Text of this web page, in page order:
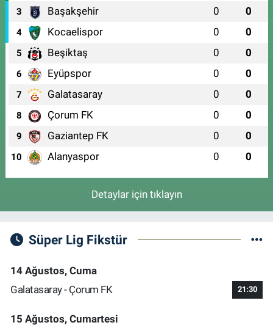
3 Başakşehir 0 0
4 Kocaelispor 0 0
5 Beşiktaş 0 0
6 Eyüpspor 0 0
7 Galatasaray 0 0
8 Çorum FK 0 0
9 Gaziantep FK 0 0
10 Alanyaspor 0 0
Detaylar için tıklayın
Süper Lig Fikstür
14 Ağustos, Cuma
Galatasaray - Çorum FK
21:30
15 Ağustos, Cumartesi